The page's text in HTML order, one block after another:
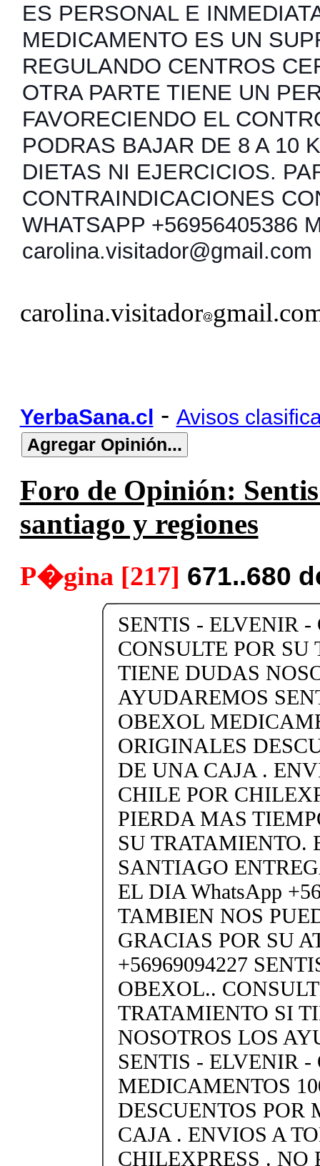
ES PERSONAL E
MEDICAMENTO ES UN
REGULANDO CENTROS
OTRA PARTE TIENE UN
FAVORECIENDO EL
PODRAS BAJAR DE 8 A 10
DIETAS NI EJERCICIOS.
CONTRAINDICACIONES
WHATSAPP +56956405386
carolina.visitador@gmail.com
carolina.visitador
YerbaSana.cl - Avisos
Foro de Opinión:
santiago y regiones
P�gina [217] 671..680
SENTIS - ELVENIR -
CONSULTE POR
TIENE DUDAS
AYUDAREMOS
OBEXOL
ORIGINALES
DE UNA CAJA .
CHILE POR
PIERDA MAS
SU TRATAMIENTO.
SANTIAGO
EL DIA WhatsApp
TAMBIEN NOS
GRACIAS POR SU
+56969094227
OBEXOL..
TRATAMIENTO SI
NOSOTROS LOS
SENTIS - ELVENIR -
MEDICAMENTOS
DESCUENTOS POR
CAJA . ENVIOS A
CHILEXPRESS . NO